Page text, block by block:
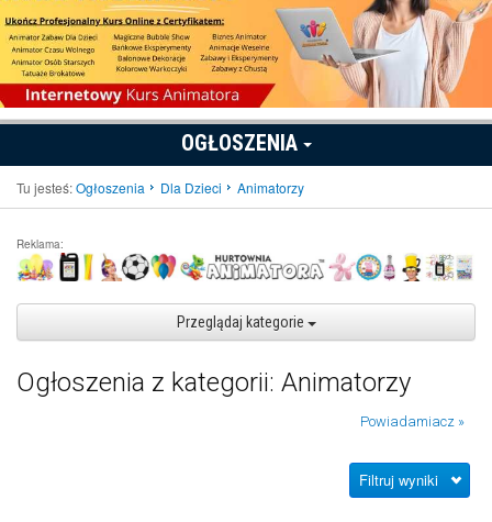
OGŁOSZENIA
Tu jesteś:Ogłoszenia Dla Dzieci Animatorzy
Reklama:
Przeglądaj kategorie
Ogłoszenia z kategorii: Animatorzy
Powiadamiacz »
Filtruj wyniki